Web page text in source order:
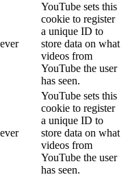
YouTube sets this
cookie to register
a unique ID to
store data on what
videos from
YouTube the user
has seen.
YouTube sets this
cookie to register
a unique ID to
store data on what
videos from
YouTube the user
has seen.